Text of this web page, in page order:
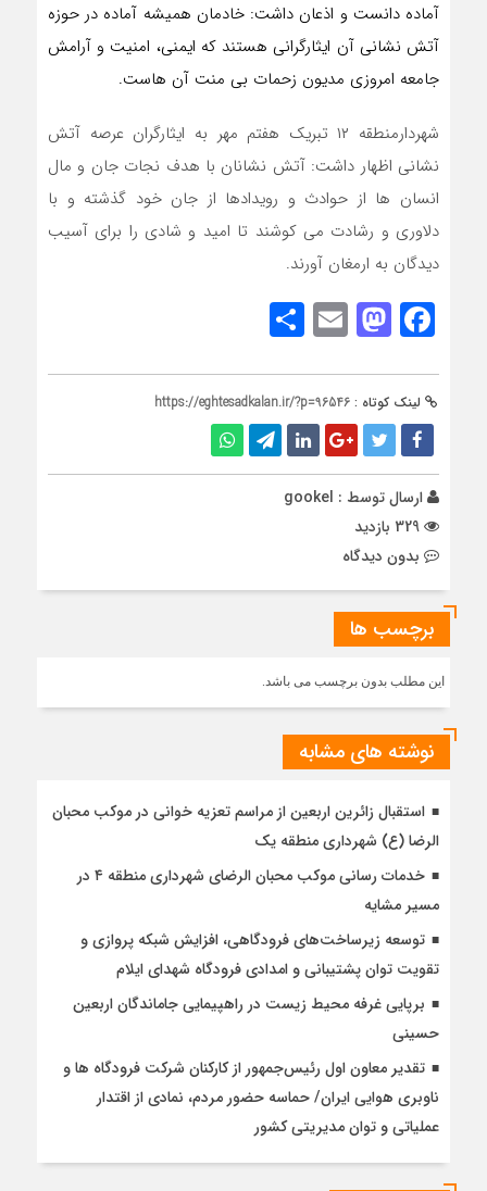
آماده دانست و اذعان داشت: خادمان همیشه آماده در حوزه
آتش نشانی آن ایثارگرانی هستند که ایمنی، امنیت و آرامش
جامعه امروزی مدیون زحمات بی منت آن هاست.
شهردارمنطقه ۱۲ تبریک هفتم مهر به ایثارگران عرصه آتش
نشانی اظهار داشت: آتش نشانان با هدف نجات جان و مال
انسان ها از حوادث و رویدادها از جان خود گذشته و با
دلاوری و رشادت می کوشند تا امید و شادی را برای آسیب
دیدگان به ارمغان آورند.
Facebook
Mastodon
Email
لینک کوتاه : https://eghtesadkalan.ir/?p=96546
ارسال توسط : gookel
بدون دیدگاه
برچسب ها
این مطلب بدون برچسب می باشد.
نوشته های مشابه
استقبال زائرین اربعین از مراسم تعزیه خوانی در موکب محبان
الرضا (ع) شهرداری منطقه یک
خدمات رسانی موکب محبان الرضای شهرداری منطقه ۴ در
مسیر مشایه
توسعه زیرساخت‌های فرودگاهی، افزایش شبکه پروازی و
تقویت توان پشتیبانی و امدادی فرودگاه شهدای ایلام
برپایی غرفه محیط زیست در راهپیمایی جاماندگان اربعین
حسینی
تقدیر معاون اول رئیس‌جمهور از کارکنان شرکت فرودگاه ها و
ناوبری هوایی ایران/ حماسه حضور مردم، نمادی از اقتدار
عملیاتی و توان مدیریتی کشور